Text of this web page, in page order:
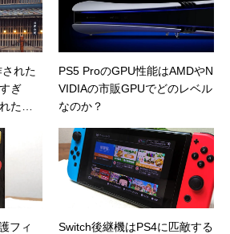
れた
ぎ
た映
PS5 ProのGPU性能はAMDやN
VIDIAの市販GPUでどのレベル
なのか？
フィ
Switch後継機はPS4に匹敵する